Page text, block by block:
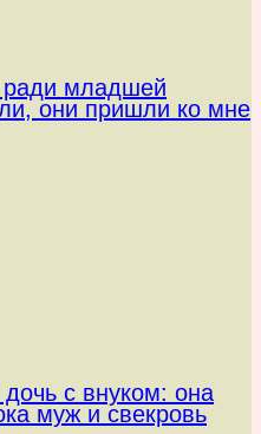
ради младшей
они пришли ко мне
с внуком: она
муж и свекровь